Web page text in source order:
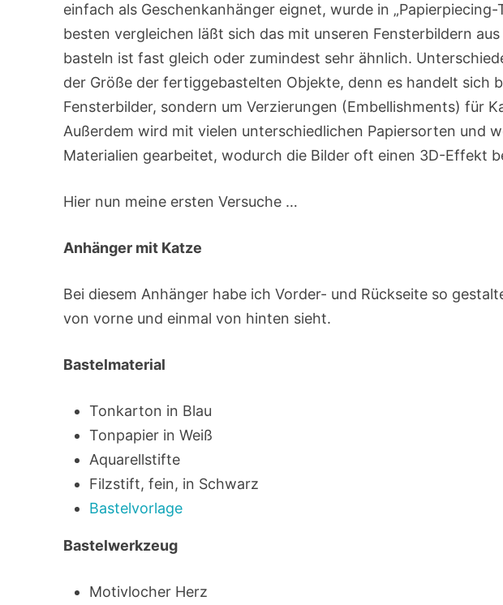
einfach als Geschenkanhänger eignet, wurde in
besten vergleichen läßt sich das mit unseren Fensterbildern
basteln ist fast gleich oder zumindest sehr ähnlich.
der Größe der fertiggebastelten Objekte, denn es handelt sich
Fensterbilder, sondern um Verzierungen (Embellishments) für
Außerdem wird mit vielen unterschiedlichen Papiersorten und
Materialien gearbeitet, wodurch die Bilder oft einen 3D-Effekt
Hier nun meine ersten Versuche …
Anhänger mit Katze
Bei diesem Anhänger habe ich Vorder- und Rückseite so
von vorne und einmal von hinten sieht.
Bastelmaterial
Tonkarton in Blau
Tonpapier in Weiß
Aquarellstifte
Filzstift, fein, in Schwarz
Bastelvorlage
Bastelwerkzeug
Motivlocher Herz